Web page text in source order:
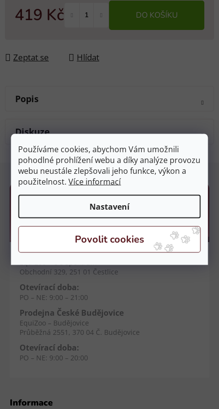
Používáme cookies, abychom Vám umožnili
pohodlné prohlížení webu a díky analýze provozu
webu neustále zlepšovali jeho funkce, výkon a
použitelnost.Více informací
Nastavení
419 Kč DO KOŠÍKU
Zeptat se Hlídat
Popis
Diskuze
Informace
Kamenné prodejny
Prodejna Čestlice
Obchodní 329, 251 01 Čestlice
Otevírací doba:
PO – NE: 9:00 – 21:00
Prodejna České Budějovice
EquiZoo – Budějovice
Průběžná 2551, 370 04 Č. Budějovice
Otevírací doba:
PO – NE: 9:00 – 20:00